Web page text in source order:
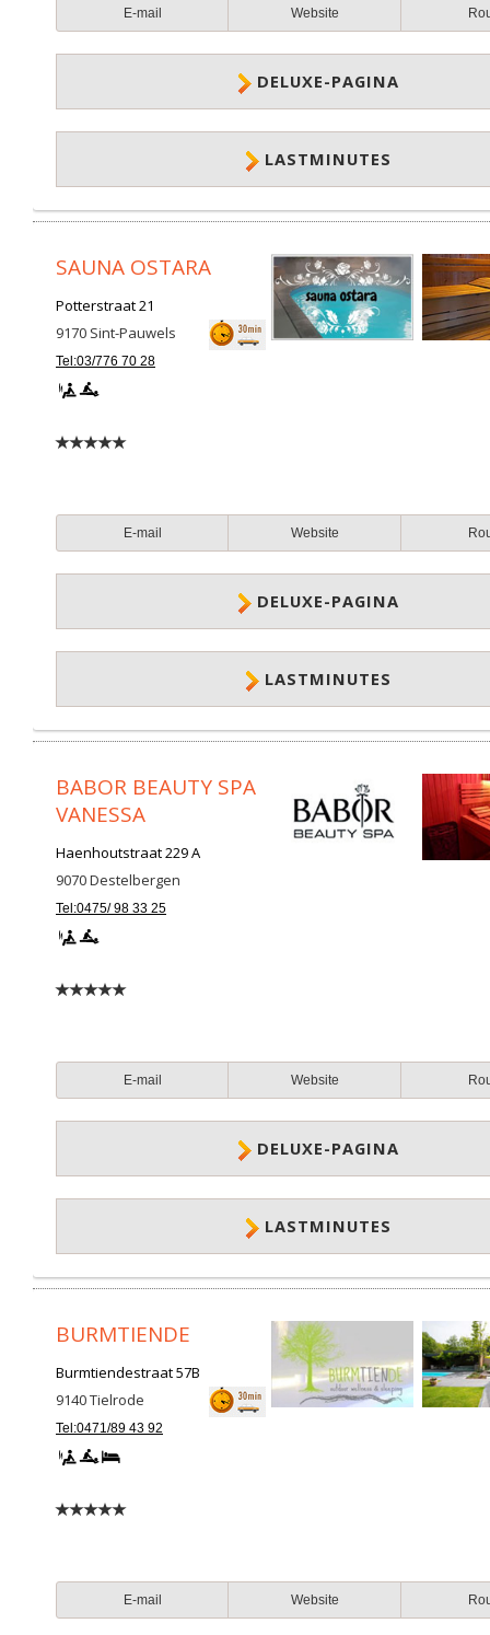
E-mail Website
DELUXE-PAGINA
LASTMINUTES
SAUNA OSTARA
Potterstraat 21
9170 Sint-Pauwels
Tel:03/776 70 28
E-mail Website
DELUXE-PAGINA
LASTMINUTES
BABOR BEAUTY SPA
VANESSA
Haenhoutstraat 229 A
9070Destelbergen
Tel:0475/ 98 33 25
E-mail Website
DELUXE-PAGINA
LASTMINUTES
BURMTIENDE
Burmtiendestraat 57B
9140Tielrode
Tel:0471/89 43 92
E-mail Website